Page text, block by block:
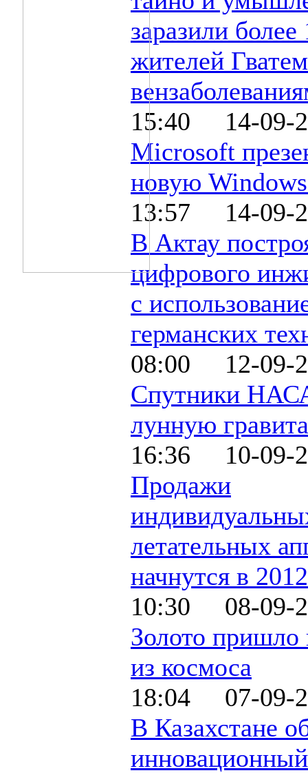
заразили более
жителей
15:40 14-09-
Microsoft
новую
13:57 14-09-
В Актау
цифрового
с
германских
08:00 12-09-
Спутники
лунную
16:36 10-09-
Продажи
летательных
начнутся в
10:30 08-09-
Золото
из космоса
18:04 07-09-
В Казахстане